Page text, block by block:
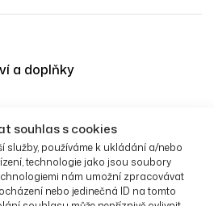
souhlas s cookies
služby, používáme k ukládání a/nebo
technologie jako jsou soubory
nám umožní zpracovávat
nebo jedinečná ID na tomto
a doplňky
Huka